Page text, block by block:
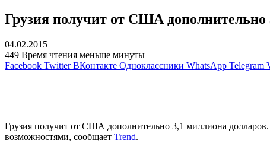
Грузия получит от США дополнительно
04.02.2015
449 Время чтения меньше минуты
Facebook Twitter ВКонтакте Одноклассники WhatsApp Telegram
Грузия получит от США дополнительно 3,1 миллиона
возможностями, сообщает Trend.